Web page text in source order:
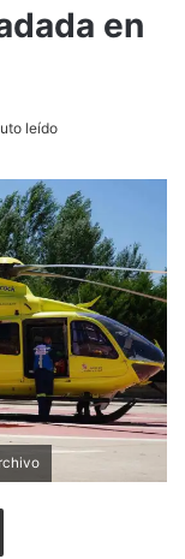
en
leído
Compartir via Email